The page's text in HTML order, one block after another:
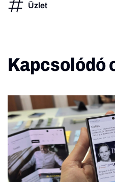
Üzlet
Kapcsolódó